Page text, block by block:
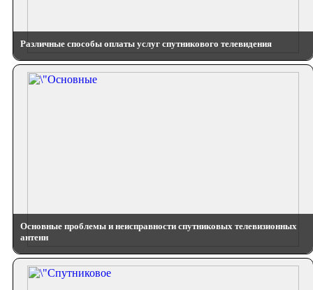
Различные способы оплаты услуг спутникового телевидения
Основные проблемы и неисправности спутниковых телевизионных
антенн